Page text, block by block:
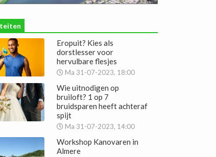
Eropuit? Kies als
dorstlesser voor
hervulbare flesjes
Ma 31-07-2023, 18:00
Wie uitnodigen op
bruiloft? 1 op 7
bruidsparen heeft achteraf
spijt
Ma 31-07-2023, 14:00
Workshop Kanovaren in
Almere